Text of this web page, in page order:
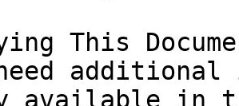
This
available in